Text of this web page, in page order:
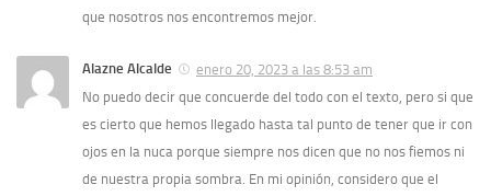
que nosotros nos encontremos mejor.
Alazne Alcalde
enero 20, 2023 a las 8:53 am
No puedo decir que concuerde del todo con el texto, pero si que
es cierto que hemos llegado hasta tal punto de tener que ir con
ojos en la nuca porque siempre nos dicen que no nos fiemos ni
de nuestra propia sombra. En mi opinión, considero que el